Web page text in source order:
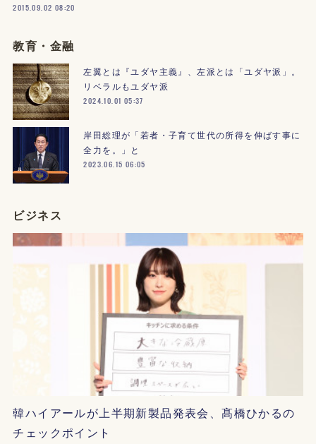
2015.09.02 08:20
教育・金融
左翼とは『ユダヤ主義』、左派とは「ユダヤ派」。
リベラルもユダヤ派
2024.10.01 05:37
岸田総理が「若者・子育て世代の所得を伸ばす事に
全力を。」と
2023.06.15 06:05
ビジネス
韓ハイアールが上半期新製品発表会、髙橋ひかるの
チェックポイント